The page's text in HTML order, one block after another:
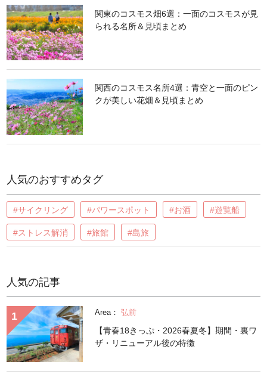
関東のコスモス畑6選：一面のコスモスが見
られる名所＆見頃まとめ
関西のコスモス名所4選：青空と一面のピン
クが美しい花畑＆見頃まとめ
人気のおすすめタグ
#サイクリング #パワースポット #お酒 #遊覧船
#ストレス解消 #旅館 #島旅
人気の記事
Area： 弘前
【青春18きっぷ・2026春夏冬】期間・裏ワ
ザ・リニューアル後の特徴